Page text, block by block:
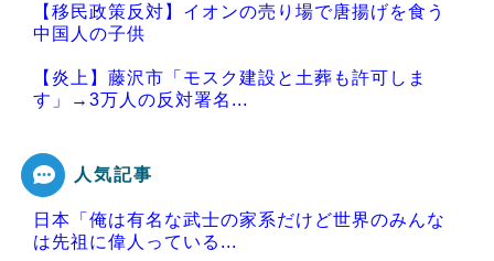
【移民政策反対】イオンの売り場で唐揚げを食う
中国人の子供
【炎上】藤沢市「モスク建設と土葬も許可しま
す」→3万人の反対署名...
Powered by livedoor 相互RSS
人気記事
日本「俺は有名な武士の家系だけど世界のみんな
は先祖に偉人っている...